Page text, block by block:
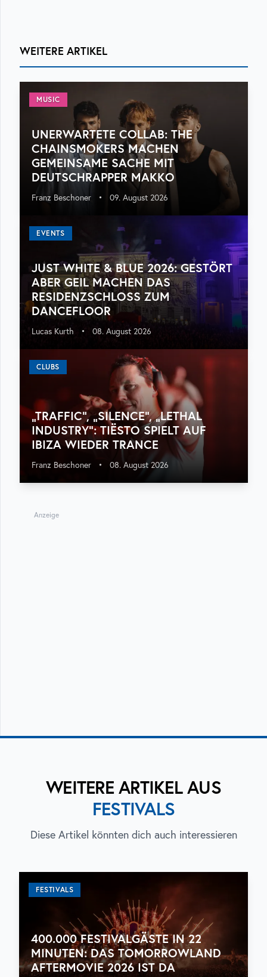
WEITERE ARTIKEL
MUSIC
UNERWARTETE COLLAB: THE
CHAINSMOKERS MACHEN
GEMEINSAME SACHE MIT
DEUTSCHRAPPER MAKKO
Franz Beschoner • 09. August 2026
EVENTS
JUST WHITE & BLUE 2026: GESTÖRT
ABER GEIL MACHEN DAS
RESIDENZSCHLOSS ZUM
DANCEFLOOR
Lucas Kurth • 08. August 2026
CLUBS
„TRAFFIC“, „SILENCE“, „LETHAL
INDUSTRY“: TIËSTO SPIELT AUF
IBIZA WIEDER TRANCE
Franz Beschoner • 08. August 2026
Anzeige
WEITERE ARTIKEL AUS
FESTIVALS
Diese Artikel könnten dich auch interessieren
FESTIVALS
400.000 FESTIVALGÄSTE IN 22
MINUTEN: DAS TOMORROWLAND
AFTERMOVIE 2026 IST DA